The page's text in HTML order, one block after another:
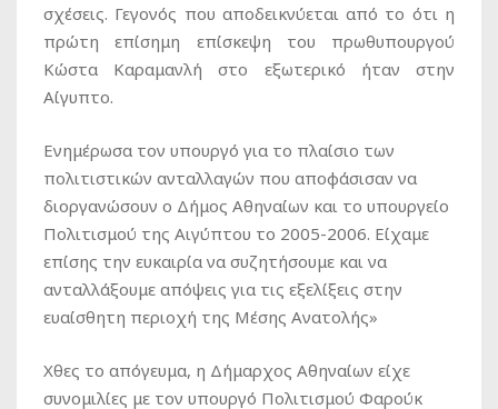
σχέσεις. Γεγονός που αποδεικνύεται από το ότι η
πρώτη επίσημη επίσκεψη του πρωθυπουργού
Κώστα Καραμανλή στο εξωτερικό ήταν στην
Αίγυπτο.
Ενημέρωσα τον υπουργό για το πλαίσιο των
πολιτιστικών ανταλλαγών που αποφάσισαν να
διοργανώσουν ο Δήμος Αθηναίων και το υπουργείο
Πολιτισμού της Αιγύπτου το 2005-2006. Είχαμε
επίσης την ευκαιρία να συζητήσουμε και να
ανταλλάξουμε απόψεις για τις εξελίξεις στην
ευαίσθητη περιοχή της Μέσης Ανατολής»
Χθες το απόγευμα, η Δήμαρχος Αθηναίων είχε
συνομιλίες με τον υπουργό Πολιτισμού Φαρούκ